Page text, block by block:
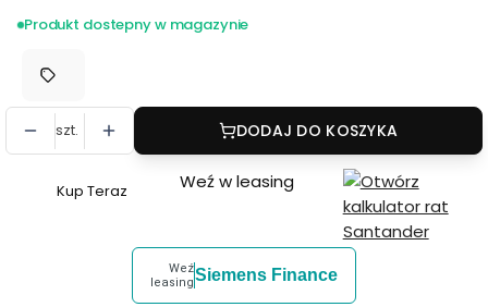
Produkt dostepny w magazynie
szt. DODAJ DO KOSZYKA
Szybki
Kup Teraz Weź w leasing
Weź
leasingSiemens Finance